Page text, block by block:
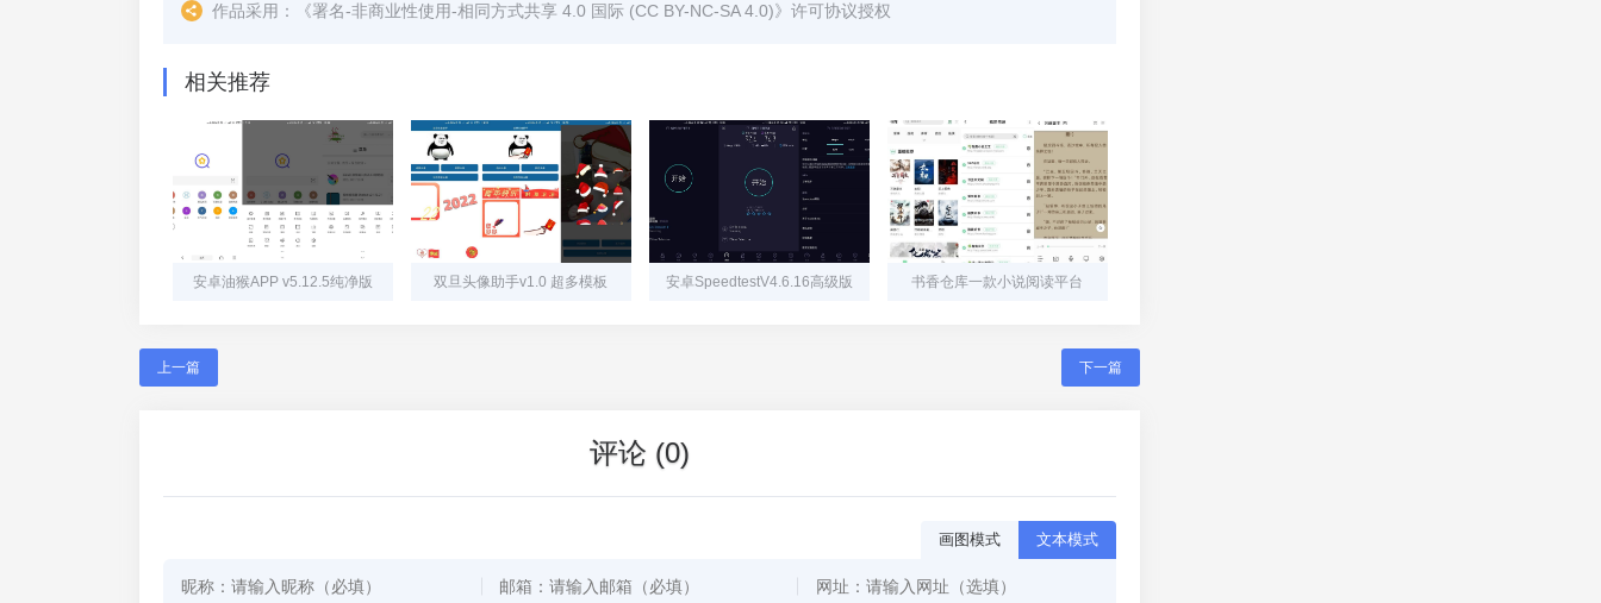
作品采用：
《署名-非商业性使用-相同方式共享 4.0 国际 (CC BY-NC-SA 4.0)》许可协议授权
相关推荐
安卓油猴APP v5.12.5纯净版 双旦头像助手v1.0 超多模板 安卓SpeedtestV4.6.16高级版 书香仓库一款小说阅读平台
上一篇 下一篇
评论 (0)
画图模式 文本模式